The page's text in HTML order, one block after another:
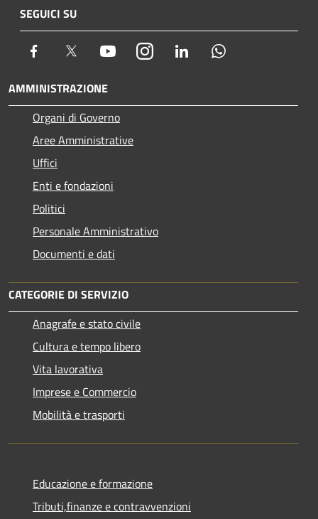
SEGUICI SU
Facebook Twitter YoutubeInstagram LinkedIn
AMMINISTRAZIONE
Organi di Governo
Aree Amministrative
Uffici
Enti e fondazioni
Politici
Personale Amministrativo
Documenti e dati
CATEGORIE DI SERVIZIO
Anagrafe e stato civile
Cultura e tempo libero
Vita lavorativa
Imprese e Commercio
Mobilità e trasporti
Educazione e formazione
Tributi,finanze e contravvenzioni